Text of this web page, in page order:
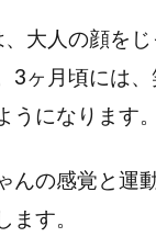
大人の顔を
3ヶ月頃には
うになります。
んの感覚と運
ます。